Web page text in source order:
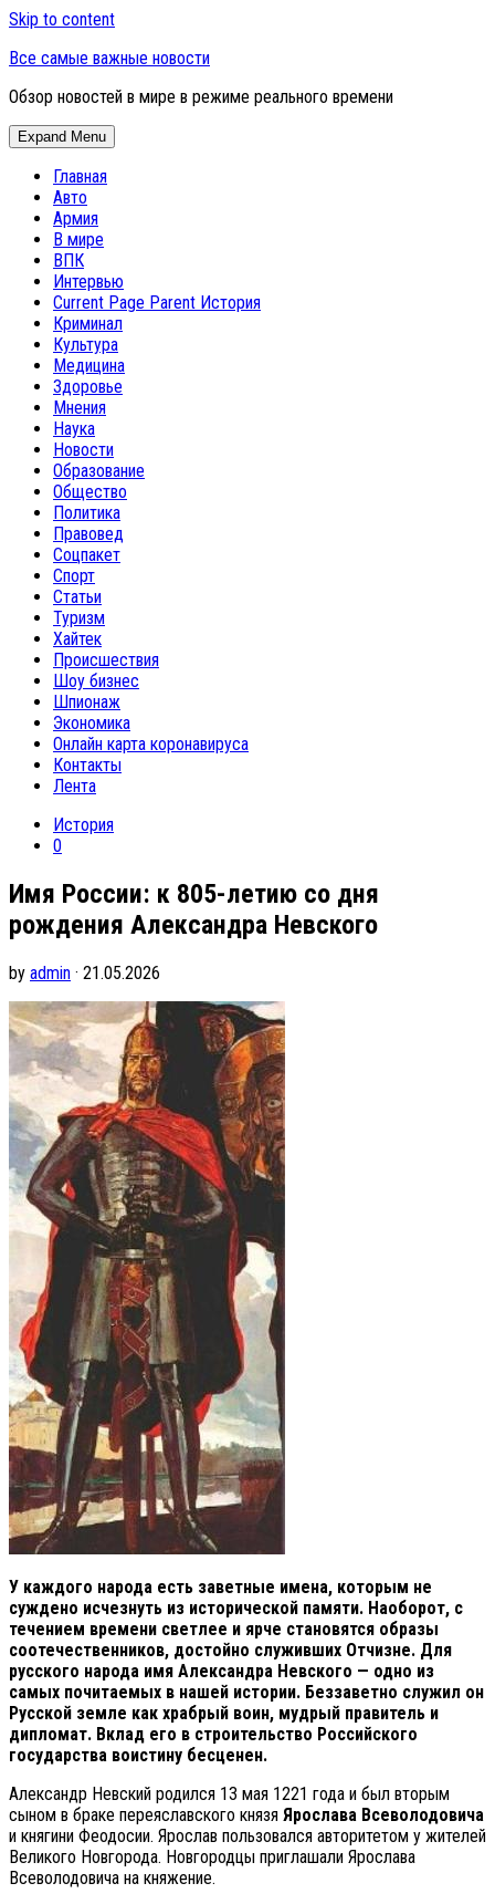
Skip to content
Все самые важные новости
Обзор новостей в мире в режиме реального времени
Expand Menu
Главная
Авто
Армия
В мире
ВПК
Интервью
Current Page Parent История
Криминал
Культура
Медицина
Здоровье
Мнения
Наука
Новости
Образование
Общество
Политика
Правовед
Соцпакет
Спорт
Статьи
Туризм
Хайтек
Происшествия
Шоу бизнес
Шпионаж
Экономика
Онлайн карта коронавируса
Контакты
Лента
История
0
Имя России: к 805-летию со дня
рождения Александра Невского
by admin · 21.05.2026
У каждого народа есть заветные имена, которым не
суждено исчезнуть из исторической памяти. Наоборот, с
течением времени светлее и ярче становятся образы
соотечественников, достойно служивших Отчизне. Для
русского народа имя Александра Невского — одно из
самых почитаемых в нашей истории. Беззаветно служил он
Русской земле как храбрый воин, мудрый правитель и
дипломат. Вклад его в строительство Российского
государства воистину бесценен.
Александр Невский родился 13 мая 1221 года и был вторым
сыном в браке переяславского князя Ярослава Всеволодовича
и княгини Феодосии. Ярослав пользовался авторитетом у жителей
Великого Новгорода. Новгородцы приглашали Ярослава
Всеволодовича на княжение.